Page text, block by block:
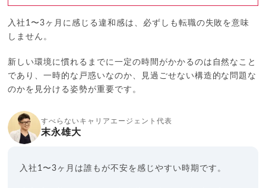
入社1〜3ヶ月に感じる違和感は、必ずしも転職の失敗を意味
しません。
新しい環境に慣れるまでに一定の時間がかかるのは自然なこと
であり、一時的な戸惑いなのか、見過ごせない構造的な問題な
のかを見分ける姿勢が重要です。
すべらないキャリアエージェント代表
末永雄大
入社1〜3ヶ月は誰もが不安を感じやすい時期です。